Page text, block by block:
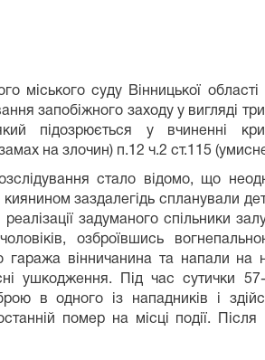
міського суду Вінницької
запобіжного заходу у вигляді
підозрюється у вчиненні
на злочин) п.12 ч.2 ст.115
стало відомо, що
заздалегідь спланували
реалізації задуманого спільники
озброївшись
гаража вінничанина та напали на
ушкодження. Під час сутички 57-
в одного із нападників і
помер на місці події.